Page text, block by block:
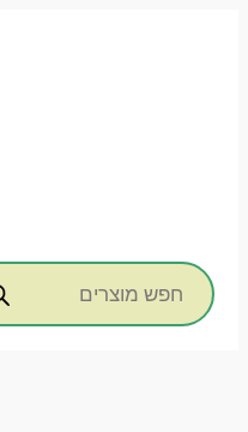
Products
search